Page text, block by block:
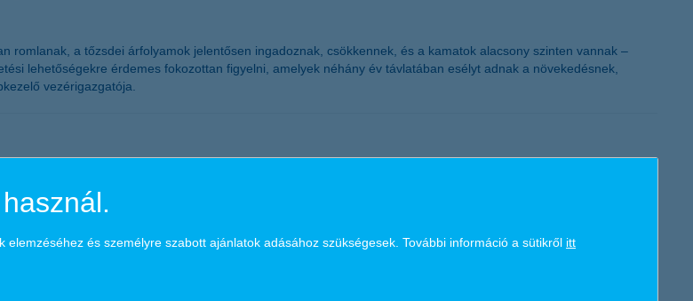
romlanak, a tőzsdei árfolyamok jelentősen ingadoznak, csökkennek, és a kamatok alacsony szinten vannak –
lehetőségekre érdemes fokozottan figyelni, amelyek néhány év távlatában esélyt adnak a növekedésnek,
vezérigazgatója.
mivel a hazai kkv-k többsége a következő egy évben is beépíti azokat a juttatási rendszerébe. A cégvezetők
és személyre szabott ajánlatok adásához szükségesek. További információ a sütikről itt